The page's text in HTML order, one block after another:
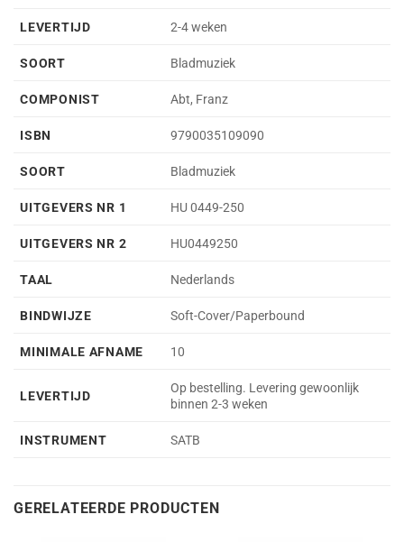
LEVERTIJD 2-4 weken
SOORT Bladmuziek
COMPONIST Abt, Franz
ISBN 9790035109090
SOORT Bladmuziek
UITGEVERS NR 1 HU 0449-250
UITGEVERS NR 2 HU0449250
TAAL Nederlands
BINDWIJZE Soft-Cover/Paperbound
MINIMALE AFNAME 10
LEVERTIJD
Op bestelling. Levering gewoonlijk
binnen 2-3 weken
INSTRUMENT SATB
GERELATEERDE PRODUCTEN